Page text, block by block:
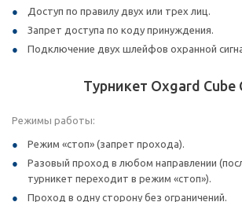
Доступ по правилу двух или трех лиц.
Запрет доступа по коду принуждения.
Подключение двух шлейфов охранной
Турникет Oxgard Cube
Режимы работы:
Режим «стоп» (запрет прохода).
Разовый проход в любом направлении
турникет переходит в режим «стоп»).
Проход в одну сторону без ограничений.